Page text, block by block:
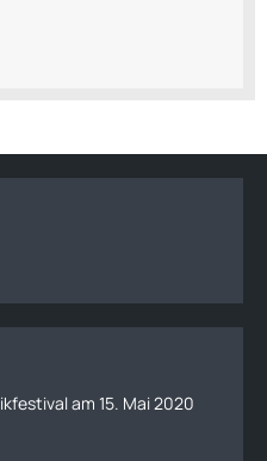
am 15. Mai 2020